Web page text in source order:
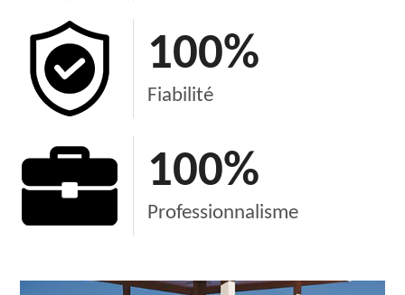
100%
Fiabilité
100%
Professionnalisme